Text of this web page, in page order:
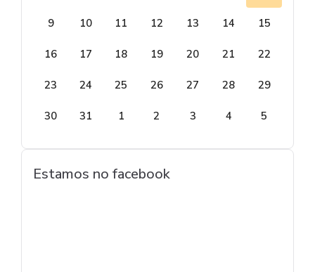
9 10 11 12 13 14 15
16 17 18 19 20 21 22
23 24 25 26 27 28 29
30 31 1 2 3 4 5
Estamos no facebook